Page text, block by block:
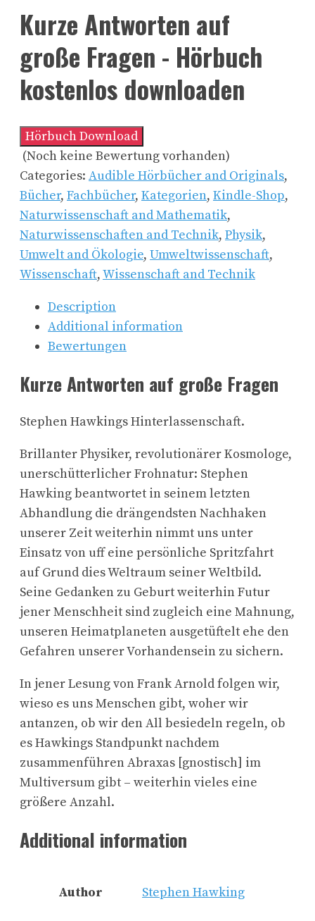
Kurze Antworten auf
große Fragen - Hörbuch
kostenlos downloaden
Hörbuch Download
(Noch keine Bewertung vorhanden)
Categories: Audible Hörbücher and Originals,
Bücher, Fachbücher, Kategorien, Kindle-Shop,
Naturwissenschaft and Mathematik,
Naturwissenschaften and Technik, Physik,
Umwelt and Ökologie, Umweltwissenschaft,
Wissenschaft,Wissenschaft and Technik
Description
Additional information
Bewertungen
Kurze Antworten auf große Fragen
Stephen Hawkings Hinterlassenschaft.
Brillanter Physiker, revolutionärer Kosmologe,
unerschütterlicher Frohnatur: Stephen
Hawking beantwortet in seinem letzten
Abhandlung die drängendsten Nachhaken
unserer Zeit weiterhin nimmt uns unter
Einsatz von uff eine persönliche Spritzfahrt
auf Grund dies Weltraum seiner Weltbild.
Seine Gedanken zu Geburt weiterhin Futur
jener Menschheit sind zugleich eine Mahnung,
unseren Heimatplaneten ausgetüftelt ehe den
Gefahren unserer Vorhandensein zu sichern.
In jener Lesung von Frank Arnold folgen wir,
wieso es uns Menschen gibt, woher wir
antanzen, ob wir den All besiedeln regeln, ob
es Hawkings Standpunkt nachdem
zusammenführen Abraxas [gnostisch] im
Multiversum gibt – weiterhin vieles eine
größere Anzahl.
Additional information
Author Stephen Hawking